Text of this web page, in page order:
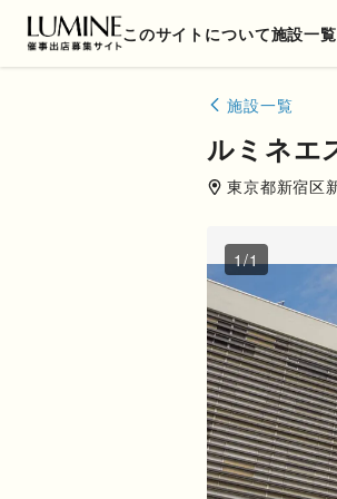
このサイトについて施設一覧
施設一覧
ルミネエ
東京都新宿区
1/1